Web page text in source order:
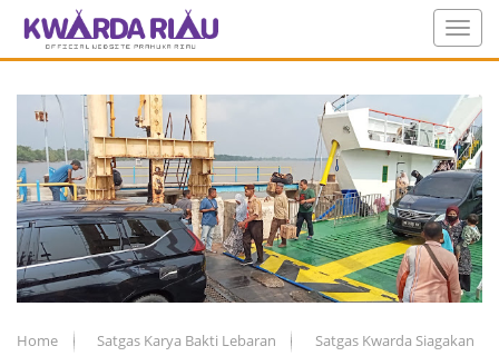
Home Satgas Karya Bakti Lebaran
Satgas Kwarda Siagakan